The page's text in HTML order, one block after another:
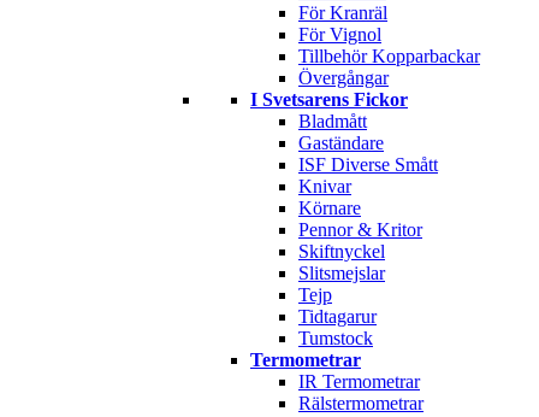
För Kranräl
För Vignol
Tillbehör Kopparbackar
Övergångar
I Svetsarens Fickor
Bladmått
Gaständare
ISF Diverse Smått
Knivar
Körnare
Pennor & Kritor
Skiftnyckel
Slitsmejslar
Tejp
Tidtagarur
Tumstock
Termometrar
IR Termometrar
Rälstermometrar